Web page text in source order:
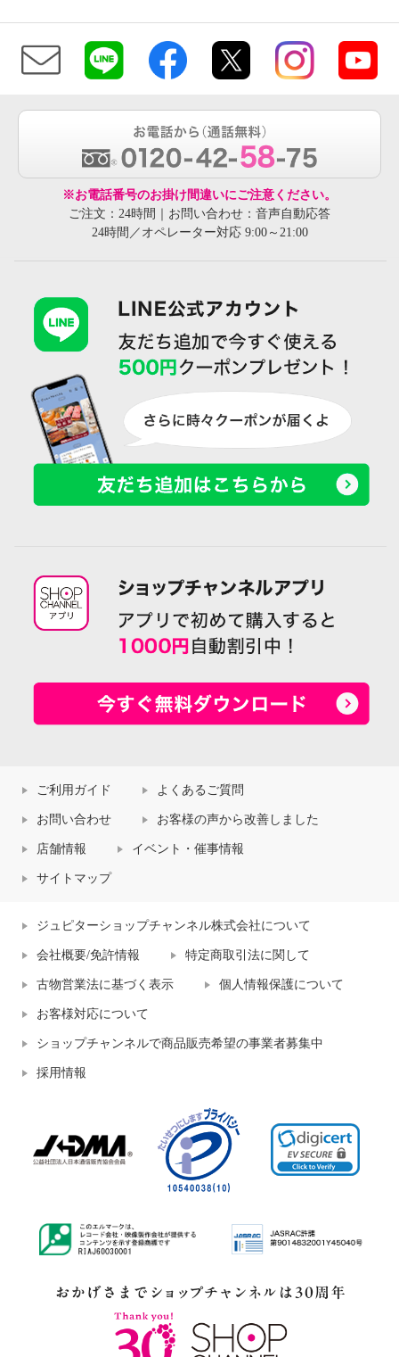
※お電話番号のお掛け間違いにご注意ください。
ご注文：24時間｜お問い合わせ：音声自動応答
24時間／オペレーター対応 9:00～21:00
ご利用ガイド よくあるご質問
お問い合わせ お客様の声から改善しました
店舗情報 イベント・催事情報
サイトマップ
ジュピターショップチャンネル株式会社について
会社概要/免許情報 特定商取引法に関して
古物営業法に基づく表示 個人情報保護について
お客様対応について
ショップチャンネルで商品販売希望の事業者募集中
採用情報